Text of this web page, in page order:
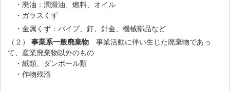
・廃油：潤滑油、燃料、オイル
・ガラスくず
・金属くず：パイプ、釘、針金、機械部品など
（２）事業系一般廃棄物 事業活動に伴い生じた廃棄物であっ
て、産業廃棄物以外のもの
・紙類、ダンボール類
・作物残渣